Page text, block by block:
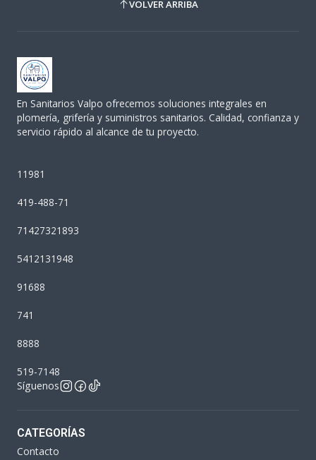
VOLVER ARRIBA
En Sanitarios Valpo ofrecemos soluciones integrales en
plomería, grifería y suministros sanitarios. Calidad, confianza y
servicio rápido al alcance de tu proyecto.
11981
419-488-71
71427321893
5412131948
91688
741
8888
519-7148
Síguenos
CATEGORÍAS
Contacto